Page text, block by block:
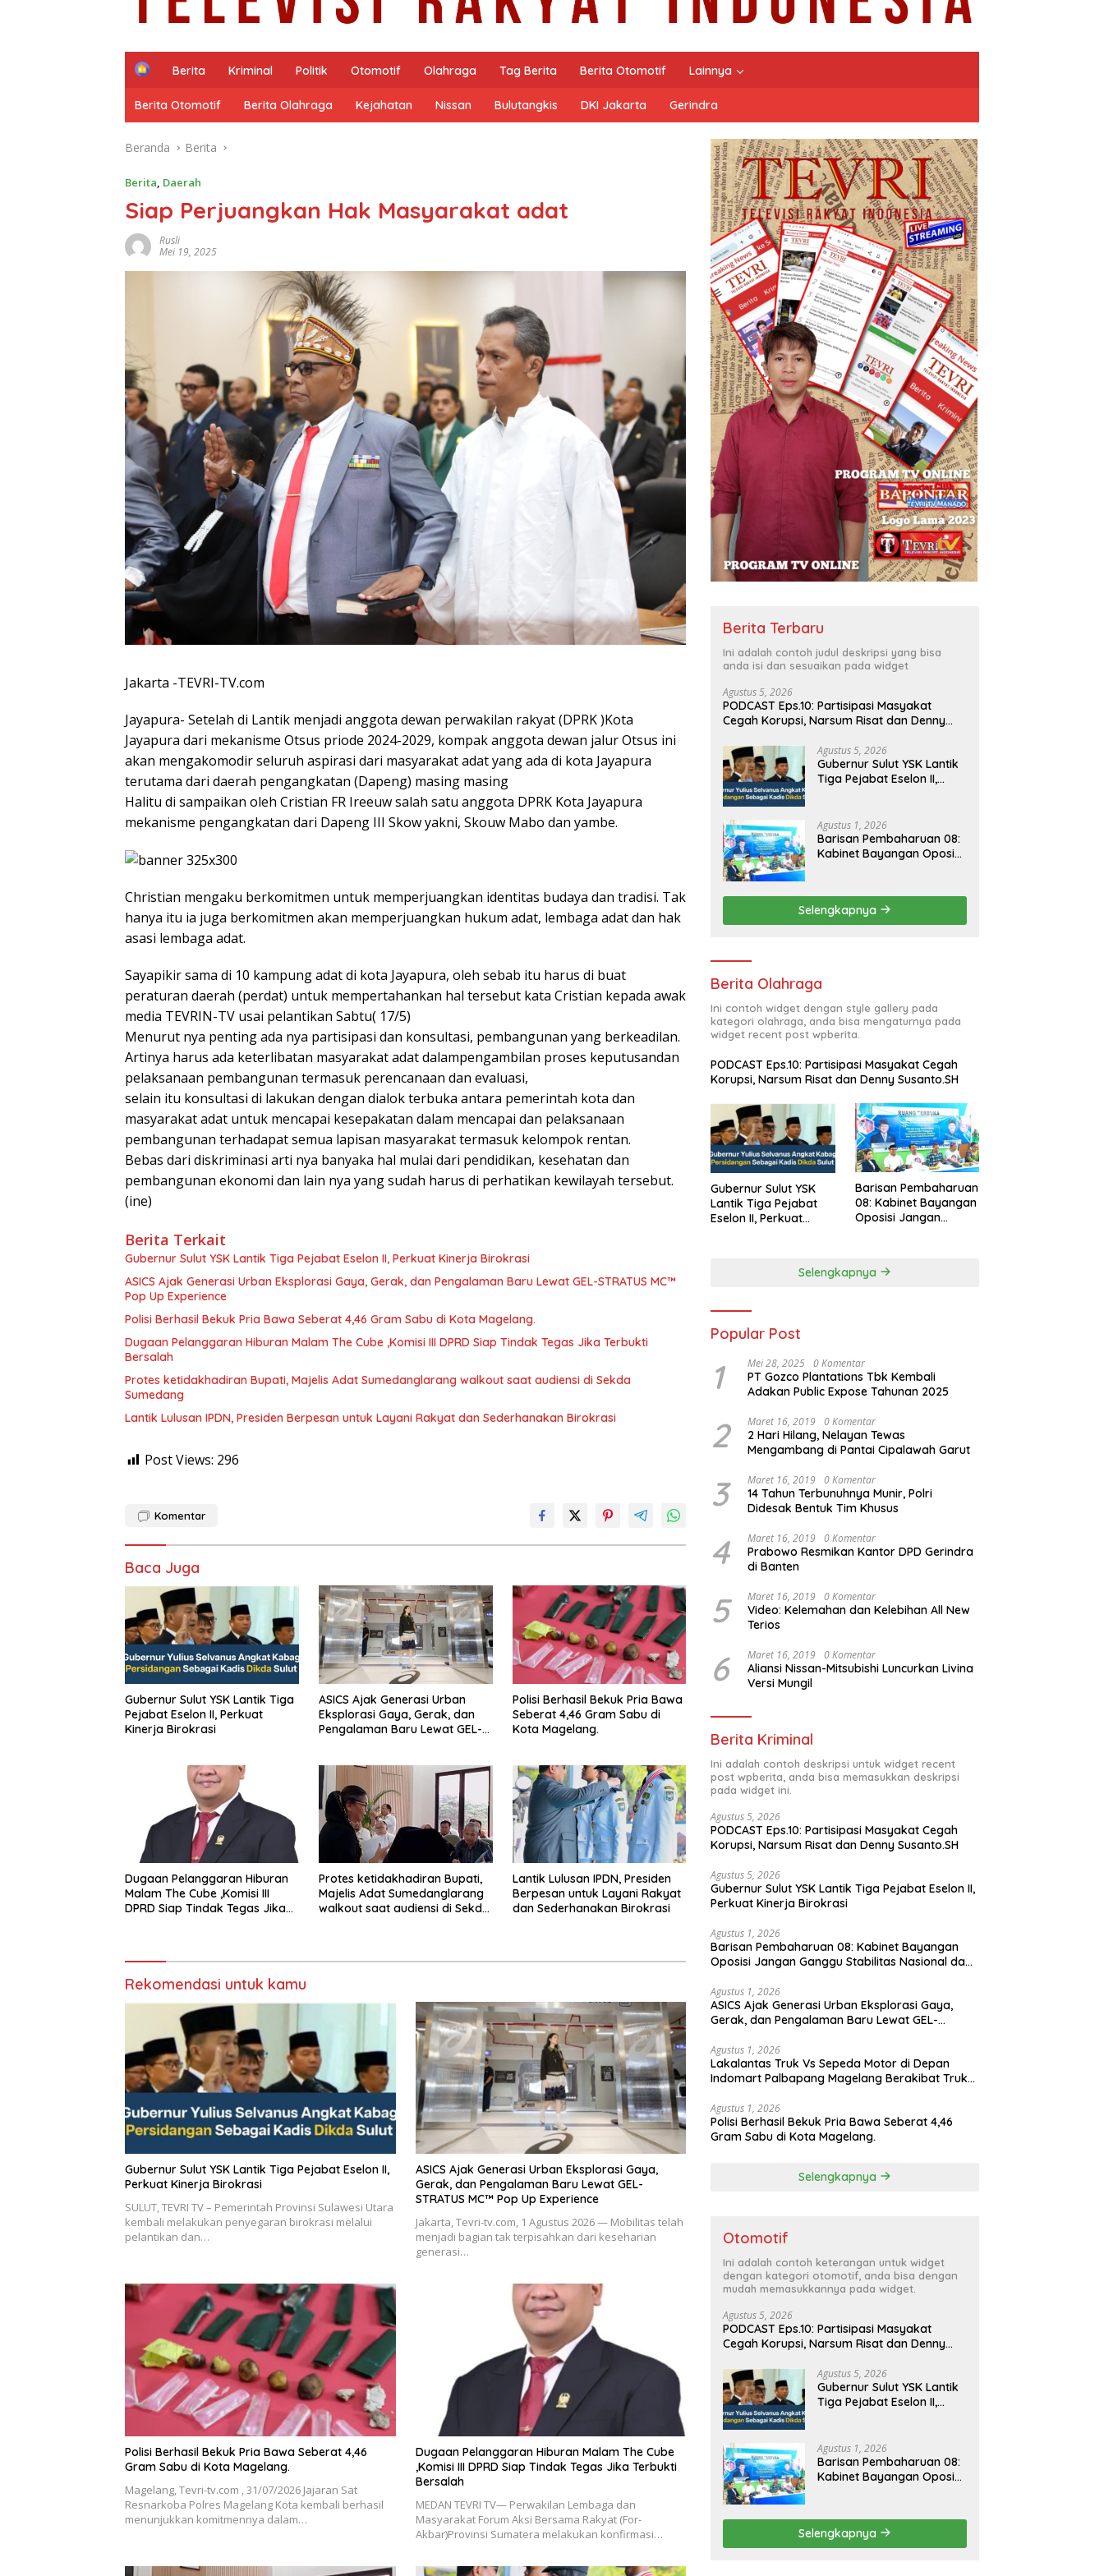
H
m
e
Berita Kriminal Politik Otomotif Olahraga Tag Berita Berita Otomotif Lainnya
Berita Otomotif Berita Olahraga Kejahatan Nissan Bulutangkis DKI Jakarta Gerindra
Beranda Berita
Berita, Daerah
Siap Perjuangkan Hak Masyarakat adat
Rusli
Mei 19, 2025
Jakarta -TEVRI-TV.com
Jayapura- Setelah di Lantik menjadi anggota dewan perwakilan rakyat (DPRK )Kota
Jayapura dari mekanisme Otsus priode 2024-2029, kompak anggota dewan jalur Otsus ini
akan mengakomodir seluruh aspirasi dari masyarakat adat yang ada di kota Jayapura
terutama dari daerah pengangkatan (Dapeng) masing masing
Halitu di sampaikan oleh Cristian FR Ireeuw salah satu anggota DPRK Kota Jayapura
mekanisme pengangkatan dari Dapeng III Skow yakni, Skouw Mabo dan yambe.
Christian mengaku berkomitmen untuk memperjuangkan identitas budaya dan tradisi. Tak
hanya itu ia juga berkomitmen akan memperjuangkan hukum adat, lembaga adat dan hak
asasi lembaga adat.
Sayapikir sama di 10 kampung adat di kota Jayapura, oleh sebab itu harus di buat
peraturan daerah (perdat) untuk mempertahankan hal tersebut kata Cristian kepada awak
media TEVRIN-TV usai pelantikan Sabtu( 17/5)
Menurut nya penting ada nya partisipasi dan konsultasi, pembangunan yang berkeadilan.
Artinya harus ada keterlibatan masyarakat adat dalampengambilan proses keputusandan
pelaksanaan pembangunan termasuk perencanaan dan evaluasi,
selain itu konsultasi di lakukan dengan dialok terbuka antara pemerintah kota dan
masyarakat adat untuk mencapai kesepakatan dalam mencapai dan pelaksanaan
pembangunan terhadapat semua lapisan masyarakat termasuk kelompok rentan.
Bebas dari diskriminasi arti nya banyaka hal mulai dari pendidikan, kesehatan dan
pembangunan ekonomi dan lain nya yang sudah harus di perhatikan kewilayah tersebut.
(ine)
Berita Terkait
Gubernur Sulut YSK Lantik Tiga Pejabat Eselon II, Perkuat Kinerja Birokrasi
ASICS Ajak Generasi Urban Eksplorasi Gaya, Gerak, dan Pengalaman Baru Lewat GEL-STRATUS MC™
Pop Up Experience
Polisi Berhasil Bekuk Pria Bawa Seberat 4,46 Gram Sabu di Kota Magelang.
Dugaan Pelanggaran Hiburan Malam The Cube ,Komisi III DPRD Siap Tindak Tegas Jika Terbukti
Bersalah
Protes ketidakhadiran Bupati, Majelis Adat Sumedanglarang walkout saat audiensi di Sekda
Sumedang
Lantik Lulusan IPDN, Presiden Berpesan untuk Layani Rakyat dan Sederhanakan Birokrasi
Post Views: 296
Komentar
Baca Juga
Gubernur Sulut YSK Lantik Tiga
Pejabat Eselon II, Perkuat
Kinerja Birokrasi
ASICS Ajak Generasi Urban
Eksplorasi Gaya, Gerak, dan
Pengalaman Baru Lewat GEL-
Polisi Berhasil Bekuk Pria Bawa
Seberat 4,46 Gram Sabu di
Kota Magelang.
Dugaan Pelanggaran Hiburan
Malam The Cube ,Komisi III
DPRD Siap Tindak Tegas Jika
Protes ketidakhadiran Bupati,
Majelis Adat Sumedanglarang
walkout saat audiensi di Sekda
Lantik Lulusan IPDN, Presiden
Berpesan untuk Layani Rakyat
dan Sederhanakan Birokrasi
Rekomendasi untuk kamu
Gubernur Sulut YSK Lantik Tiga Pejabat Eselon II,
Perkuat Kinerja Birokrasi
SULUT, TEVRI TV – Pemerintah Provinsi Sulawesi Utara
kembali melakukan penyegaran birokrasi melalui
pelantikan dan…
ASICS Ajak Generasi Urban Eksplorasi Gaya,
Gerak, dan Pengalaman Baru Lewat GEL-
STRATUS MC™ Pop Up Experience
Jakarta, Tevri-tv.com, 1 Agustus 2026 — Mobilitas telah
menjadi bagian tak terpisahkan dari keseharian
generasi…
Polisi Berhasil Bekuk Pria Bawa Seberat 4,46
Gram Sabu di Kota Magelang.
Magelang, Tevri-tv.com , 31/07/2026 Jajaran Sat
Resnarkoba Polres Magelang Kota kembali berhasil
menunjukkan komitmennya dalam…
Dugaan Pelanggaran Hiburan Malam The Cube
,Komisi III DPRD Siap Tindak Tegas Jika Terbukti
Bersalah
MEDAN TEVRI TV— Perwakilan Lembaga dan
Masyarakat Forum Aksi Bersama Rakyat (For-
Akbar)Provinsi Sumatera melakukan konfirmasi…
Berita Terbaru
Ini adalah contoh judul deskripsi yang bisa
anda isi dan sesuaikan pada widget
Agustus 5, 2026
PODCAST Eps.10: Partisipasi Masyakat
Cegah Korupsi, Narsum Risat dan Denny
Agustus 5, 2026
Gubernur Sulut YSK Lantik
Tiga Pejabat Eselon II,
Agustus 1, 2026
Barisan Pembaharuan 08:
Kabinet Bayangan Oposisi
Asta Cita Prabowo-Gibran
Selengkapnya
Berita Olahraga
Ini contoh widget dengan style gallery pada
kategori olahraga, anda bisa mengaturnya pada
widget recent post wpberita.
PODCAST Eps.10: Partisipasi Masyakat Cegah
Korupsi, Narsum Risat dan Denny Susanto.SH
Gubernur Sulut YSK
Lantik Tiga Pejabat
Eselon II, Perkuat
Barisan Pembaharuan
08: Kabinet Bayangan
Oposisi Jangan
Prabowo-Gibran
Selengkapnya
Popular Post
1 Mei 28, 2025 0 Komentar
PT Gozco Plantations Tbk Kembali
Adakan Public Expose Tahunan 2025
2 Maret 16, 2019 0 Komentar
2 Hari Hilang, Nelayan Tewas
Mengambang di Pantai Cipalawah Garut
3 Maret 16, 2019 0 Komentar
14 Tahun Terbunuhnya Munir, Polri
Didesak Bentuk Tim Khusus
4 Maret 16, 2019 0 Komentar
Prabowo Resmikan Kantor DPD Gerindra
di Banten
5 Maret 16, 2019 0 Komentar
Video: Kelemahan dan Kelebihan All New
Terios
6 Maret 16, 2019 0 Komentar
Aliansi Nissan-Mitsubishi Luncurkan Livina
Versi Mungil
Berita Kriminal
Ini adalah contoh deskripsi untuk widget recent
post wpberita, anda bisa memasukkan deskripsi
pada widget ini.
Agustus 5, 2026
PODCAST Eps.10: Partisipasi Masyakat Cegah
Korupsi, Narsum Risat dan Denny Susanto.SH
Agustus 5, 2026
Gubernur Sulut YSK Lantik Tiga Pejabat Eselon II,
Perkuat Kinerja Birokrasi
Agustus 1, 2026
Barisan Pembaharuan 08: Kabinet Bayangan
Oposisi Jangan Ganggu Stabilitas Nasional dan
Agustus 1, 2026
ASICS Ajak Generasi Urban Eksplorasi Gaya,
Gerak, dan Pengalaman Baru Lewat GEL-
Agustus 1, 2026
Lakalantas Truk Vs Sepeda Motor di Depan
Indomart Palbapang Magelang Berakibat Truk
Agustus 1, 2026
Polisi Berhasil Bekuk Pria Bawa Seberat 4,46
Gram Sabu di Kota Magelang.
Selengkapnya
Otomotif
Ini adalah contoh keterangan untuk widget
dengan kategori otomotif, anda bisa dengan
mudah memasukkannya pada widget.
Agustus 5, 2026
PODCAST Eps.10: Partisipasi Masyakat
Cegah Korupsi, Narsum Risat dan Denny
Agustus 5, 2026
Gubernur Sulut YSK Lantik
Tiga Pejabat Eselon II,
Agustus 1, 2026
Barisan Pembaharuan 08:
Kabinet Bayangan Oposisi
Asta Cita Prabowo-Gibran
Selengkapnya